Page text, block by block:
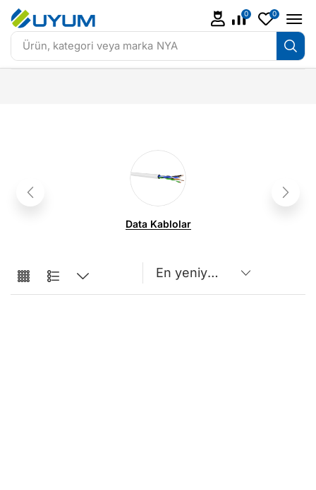
Ürün, kategori veya marka NYA
0 0
Data Kablolar